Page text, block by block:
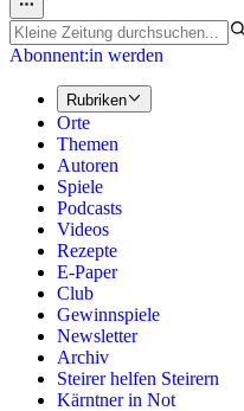
Abonnent:in werden
Rubriken
Orte
Themen
Autoren
Spiele
Podcasts
Videos
Rezepte
E-Paper
Club
Gewinnspiele
Newsletter
Archiv
Steirer helfen Steirern
Kärntner in Not